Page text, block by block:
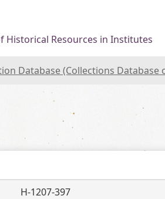
Historical Resources in Institutes
Database (Collections
H-1207-397